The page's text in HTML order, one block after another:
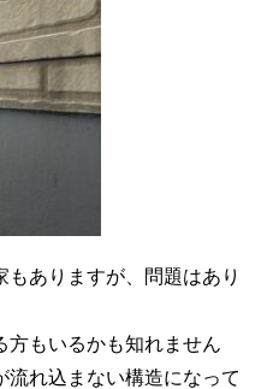
ありますが、問題はあり
方もいるかも知れません
流れ込まない構造になって